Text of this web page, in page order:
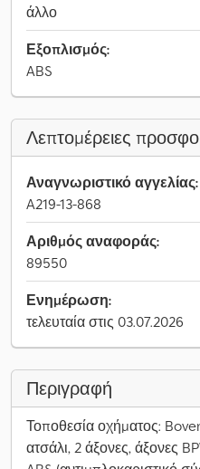
άλλο
Εξοπλισμός:
ABS
Λεπτομέρειες
Αναγνωριστικό αγγελίας:
A219-13-868
Αριθμός αναφοράς:
89550
Ενημέρωση:
τελευταία στις 03.07.2026
Περιγραφή
Τοποθεσία οχήματος:
ατσάλι, 2 άξονες, άξονες